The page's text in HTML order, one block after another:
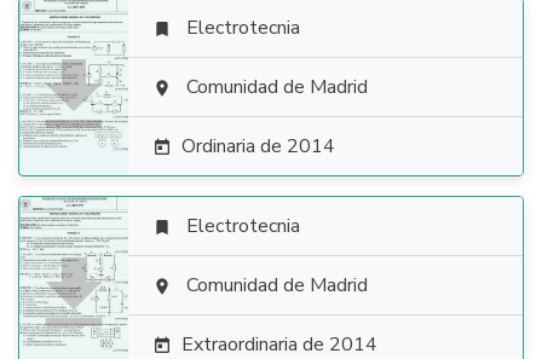

 Electrotecnia
 Comunidad de Madrid
 Ordinaria de 2014

 Electrotecnia
 Comunidad de Madrid
 Extraordinaria de 2014